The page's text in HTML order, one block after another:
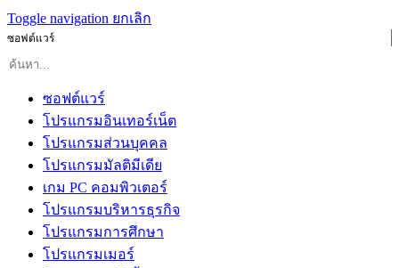
Toggle navigation ยกเลิก
ซอฟต์แวร์
ซอฟต์แวร์
โปรแกรมอินเทอร์เน็ต
โปรแกรมส่วนบุคคล
โปรแกรมมัลติมีเดีย
เกม PC คอมพิวเตอร์
โปรแกรมบริหารธุรกิจ
โปรแกรมการศึกษา
โปรแกรมเมอร์